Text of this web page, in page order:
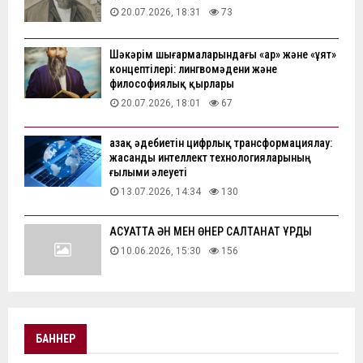
20.07.2026, 18:31 73
Шәкәрім шығармаларындағы «ар» және «ұят»
концептілері: лингвомәдени және
философиялық қырлары
20.07.2026, 18:01 67
Қазақ әдебиетін цифрлық трансформациялау:
жасанды интеллект технологияларының
ғылыми әлеуеті
13.07.2026, 14:34 130
АҚСУАТТА ӘН МЕН ӨНЕР САЛТАНАТ ҚҰРДЫ
10.06.2026, 15:30 156
БАННЕР